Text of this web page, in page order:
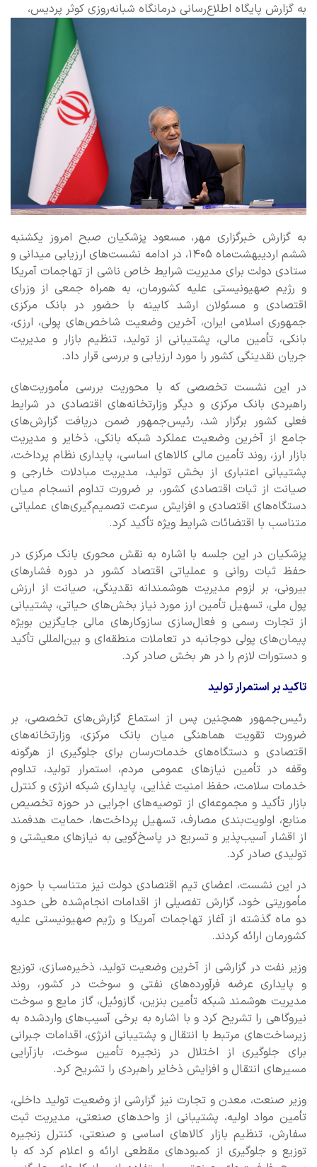
به گزارش پایگاه اطلاع‌رسانی درمانگاه شبانه‌روزی کوثر پردیس،
به گزارش خبرگزاری مهر، مسعود پزشکیان صبح امروز یکشنبه
ششم اردیبهشت‌ماه ۱۴۰۵، در ادامه نشست‌های ارزیابی میدانی و
ستادی دولت برای مدیریت شرایط خاص ناشی از تهاجمات آمریکا
و رژیم صهیونیستی علیه کشورمان، به همراه جمعی از وزرای
اقتصادی و مسئولان ارشد کابینه با حضور در بانک مرکزی
جمهوری اسلامی ایران، آخرین وضعیت شاخص‌های پولی، ارزی،
بانکی، تأمین مالی، پشتیبانی از تولید، تنظیم بازار و مدیریت
جریان نقدینگی کشور را مورد ارزیابی و بررسی قرار داد.
در این نشست تخصصی که با محوریت بررسی مأموریت‌های
راهبردی بانک مرکزی و دیگر وزارتخانه‌های اقتصادی در شرایط
فعلی کشور برگزار شد، رئیس‌جمهور ضمن دریافت گزارش‌های
جامع از آخرین وضعیت عملکرد شبکه بانکی، ذخایر و مدیریت
بازار ارز، روند تأمین مالی کالاهای اساسی، پایداری نظام پرداخت،
پشتیبانی اعتباری از بخش تولید، مدیریت مبادلات خارجی و
صیانت از ثبات اقتصادی کشور، بر ضرورت تداوم انسجام میان
دستگاه‌های اقتصادی و افزایش سرعت تصمیم‌گیری‌های عملیاتی
متناسب با اقتضائات شرایط ویژه تأکید کرد.
پزشکیان در این جلسه با اشاره به نقش محوری بانک مرکزی در
حفظ ثبات روانی و عملیاتی اقتصاد کشور در دوره فشارهای
بیرونی، بر لزوم مدیریت هوشمندانه نقدینگی، صیانت از ارزش
پول ملی، تسهیل تأمین ارز مورد نیاز بخش‌های حیاتی، پشتیبانی
از تجارت رسمی و فعال‌سازی سازوکارهای مالی جایگزین بویژه
پیمان‌های پولی دوجانبه در تعاملات منطقه‌ای و بین‌المللی تأکید
و دستورات لازم را در هر بخش صادر کرد.
تاکید بر استمرار تولید
رئیس‌جمهور همچنین پس از استماع گزارش‌های تخصصی، بر
ضرورت تقویت هماهنگی میان بانک مرکزی، وزارتخانه‌های
اقتصادی و دستگاه‌های خدمات‌رسان برای جلوگیری از هرگونه
وقفه در تأمین نیازهای عمومی مردم، استمرار تولید، تداوم
خدمات سلامت، حفظ امنیت غذایی، پایداری شبکه انرژی و کنترل
بازار تأکید و مجموعه‌ای از توصیه‌های اجرایی در حوزه تخصیص
منابع، اولویت‌بندی مصارف، تسهیل پرداخت‌ها، حمایت هدفمند
از اقشار آسیب‌پذیر و تسریع در پاسخ‌گویی به نیازهای معیشتی و
تولیدی صادر کرد.
در این نشست، اعضای تیم اقتصادی دولت نیز متناسب با حوزه
مأموریتی خود، گزارش تفصیلی از اقدامات انجام‌شده طی حدود
دو ماه گذشته از آغاز تهاجمات آمریکا و رژیم صهیونیستی علیه
کشورمان ارائه کردند.
وزیر نفت در گزارشی از آخرین وضعیت تولید، ذخیره‌سازی، توزیع
و پایداری عرضه فرآورده‌های نفتی و سوخت در کشور، روند
مدیریت هوشمند شبکه تأمین بنزین، گازوئیل، گاز مایع و سوخت
نیروگاهی را تشریح کرد و با اشاره به برخی آسیب‌های واردشده به
زیرساخت‌های مرتبط با انتقال و پشتیبانی انرژی، اقدامات جبرانی
برای جلوگیری از اختلال در زنجیره تأمین سوخت، بازآرایی
مسیرهای انتقال و افزایش ذخایر راهبردی را تشریح کرد.
وزیر صنعت، معدن و تجارت نیز گزارشی از وضعیت تولید داخلی،
تأمین مواد اولیه، پشتیبانی از واحدهای صنعتی، مدیریت ثبت
سفارش، تنظیم بازار کالاهای اساسی و صنعتی، کنترل زنجیره
توزیع و جلوگیری از کمبودهای مقطعی ارائه و اعلام کرد که با